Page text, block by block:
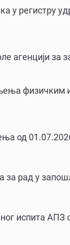
у регистру
агенцији
физичким
од
за рад у
испита АПЗ